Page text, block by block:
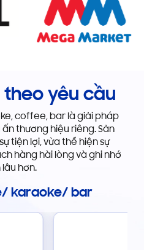
theo yêu cầu
coffee, bar là giải pháp
thương hiệu riêng. Sản
tiện lợi, vừa thể hiện sự
hàng hài lòng và ghi nhớ
hơn.
karaoke/ bar